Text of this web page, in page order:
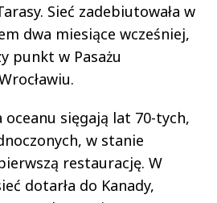
Sieć zadebiutowała w
dwa miesiące wcześniej,
punkt w Pasażu
oceanu sięgają lat 70-tych,
w stanie
restaurację. W
dotarła do Kanady,